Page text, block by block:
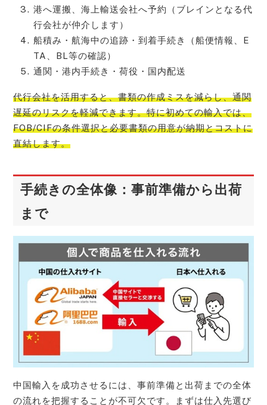
港へ運搬、海上輸送会社へ予約（ブレインとなる代
行会社が仲介します）
船積み・航海中の追跡・到着手続き（船便情報、E
TA、BL等の確認）
通関・港内手続き・荷役・国内配送
代行会社を活用すると、書類の作成ミスを減らし、通関
遅延のリスクを軽減できます。特に初めての輸入では、
FOB/CIFの条件選択と必要書類の用意が納期とコストに
直結します。
手続きの全体像：事前準備から出荷
まで
中国輸入を成功させるには、事前準備と出荷までの全体
の流れを把握することが不可欠です。まずは仕入先選び